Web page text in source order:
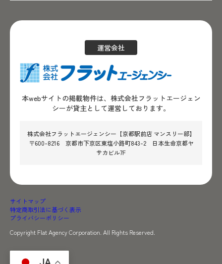
運営会社
本webサイトの掲載物件は、株式会社フラットエージェン
シーが貸主として運営しております。
株式会社フラットエージェンシー【京都駅前店 マンスリー部】
〒600-8216 京都市下京区東塩小路町843-2 日本生命京都ヤ
サカビル7F
サイトマップ
特定商取引法に基づく表示
プライバシーポリシー
Copyright Flat Agency Corporation. All Rights Reserved.